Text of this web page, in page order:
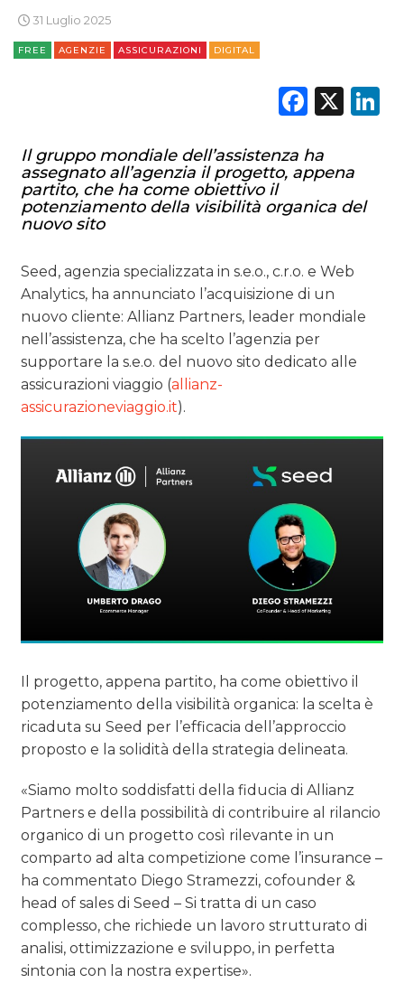
PREVISIONI/SCENARI
NORMATIVE
CASE HISTORY
OPINIONI
31 Luglio 2025
FREE AGENZIE ASSICURAZIONI DIGITAL
X
Il gruppo mondiale dell’assistenza ha
assegnato all’agenzia il progetto, appena
partito, che ha come obiettivo il
potenziamento della visibilità organica del
nuovo sito
Seed, agenzia specializzata in s.e.o., c.r.o. e Web
Analytics, ha annunciato l’acquisizione di un
nuovo cliente: Allianz Partners, leader mondiale
nell’assistenza, che ha scelto l’agenzia per
supportare la s.e.o. del nuovo sito dedicato alle
assicurazioni viaggio (allianz-
assicurazioneviaggio.it).
Il progetto, appena partito, ha come obiettivo il
potenziamento della visibilità organica: la scelta è
ricaduta su Seed per l’efficacia dell’approccio
proposto e la solidità della strategia delineata.
«Siamo molto soddisfatti della fiducia di Allianz
Partners e della possibilità di contribuire al rilancio
organico di un progetto così rilevante in un
comparto ad alta competizione come l’insurance –
ha commentato Diego Stramezzi, cofounder &
head of sales di Seed – Si tratta di un caso
complesso, che richiede un lavoro strutturato di
analisi, ottimizzazione e sviluppo, in perfetta
sintonia con la nostra expertise».